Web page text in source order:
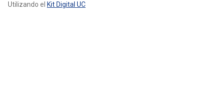
Utilizando el Kit Digital UC